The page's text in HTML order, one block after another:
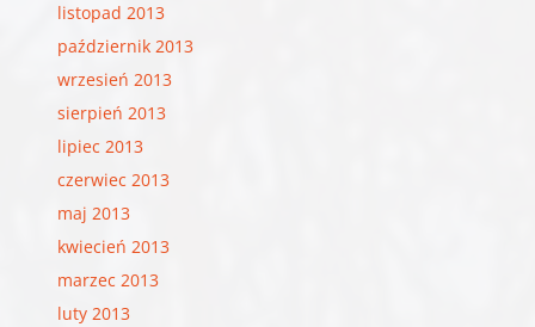
listopad 2013
październik 2013
wrzesień 2013
sierpień 2013
lipiec 2013
czerwiec 2013
maj 2013
kwiecień 2013
marzec 2013
luty 2013